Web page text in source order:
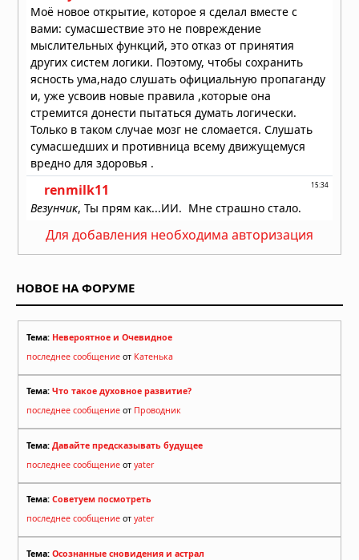
Для добавления необходима авторизация
НОВОЕ НА ФОРУМЕ
Тема: Невероятное и Очевидное
последнее сообщение от Катенька
Тема: Что такое духовное развитие?
последнее сообщение от Проводник
Тема: Давайте предсказывать будущее
последнее сообщение от yater
Тема: Советуем посмотреть
последнее сообщение от yater
Тема: Осознанные сновидения и астрал